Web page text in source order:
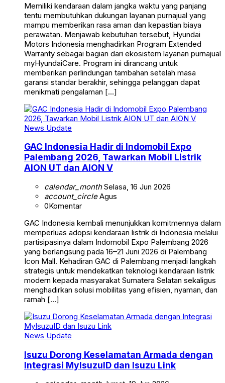
Memiliki kendaraan dalam jangka waktu yang panjang
tentu membutuhkan dukungan layanan purnajual yang
mampu memberikan rasa aman dan kepastian biaya
perawatan. Menjawab kebutuhan tersebut, Hyundai
Motors Indonesia menghadirkan Program Extended
Warranty sebagai bagian dari ekosistem layanan purnajual
myHyundaiCare. Program ini dirancang untuk
memberikan perlindungan tambahan setelah masa
garansi standar berakhir, sehingga pelanggan dapat
menikmati pengalaman […]
News Update
GAC Indonesia Hadir di Indomobil Expo
Palembang 2026, Tawarkan Mobil Listrik
AION UT dan AION V
calendar_monthSelasa, 16 Jun 2026
account_circleAgus
0Komentar
GAC Indonesia kembali menunjukkan komitmennya dalam
memperluas adopsi kendaraan listrik di Indonesia melalui
partisipasinya dalam Indomobil Expo Palembang 2026
yang berlangsung pada 16–21 Juni 2026 di Palembang
Icon Mall. Kehadiran GAC di Palembang menjadi langkah
strategis untuk mendekatkan teknologi kendaraan listrik
modern kepada masyarakat Sumatera Selatan sekaligus
menghadirkan solusi mobilitas yang efisien, nyaman, dan
ramah […]
News Update
Isuzu Dorong Keselamatan Armada dengan
Integrasi MyIsuzuID dan Isuzu Link